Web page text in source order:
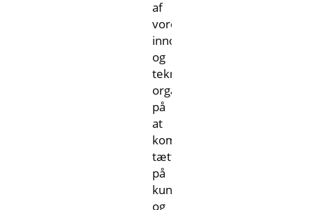
af
vores
innovation
og
teknologi-
organisation,fokuserer
på
at
komme
tættere
på
kunder
og